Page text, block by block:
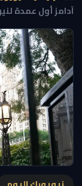
آدامز أول عمدة